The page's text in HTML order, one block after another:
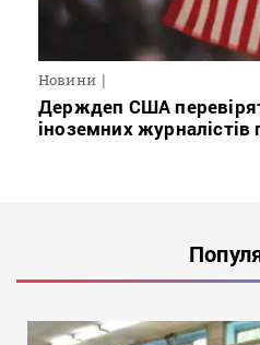
Новини
Держдеп США
іноземних